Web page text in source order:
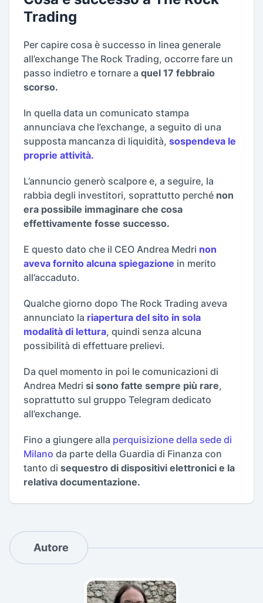
Trading
Per capire cosa è successo in linea generale
all’exchange The Rock Trading, occorre fare un
passo indietro e tornare a quel 17 febbraio
scorso.
In quella data un comunicato stampa
annunciava che l’exchange, a seguito di una
supposta mancanza di liquidità, sospendeva le
proprie attività.
L’annuncio generò scalpore e, a seguire, la
rabbia degli investitori, soprattutto perché non
era possibile immaginare che cosa
effettivamente fosse successo.
E questo dato che il CEO Andrea Medri non
aveva fornito alcuna spiegazione in merito
all’accaduto.
Qualche giorno dopo The Rock Trading aveva
annunciato la riapertura del sito in sola
modalità di lettura, quindi senza alcuna
possibilità di effettuare prelievi.
Da quel momento in poi le comunicazioni di
Andrea Medri si sono fatte sempre più rare,
soprattutto sul gruppo Telegram dedicato
all’exchange.
Fino a giungere alla perquisizione della sede di
Milano da parte della Guardia di Finanza con
tanto di sequestro di dispositivi elettronici e la
relativa documentazione.
Autore